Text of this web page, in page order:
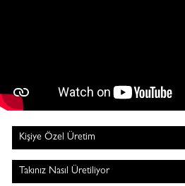
Kişiye Özel Üretim
Takınız Nasıl Üretiliyor